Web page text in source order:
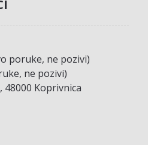
poruke, ne pozivi)
ne pozivi)
48000 Koprivnica